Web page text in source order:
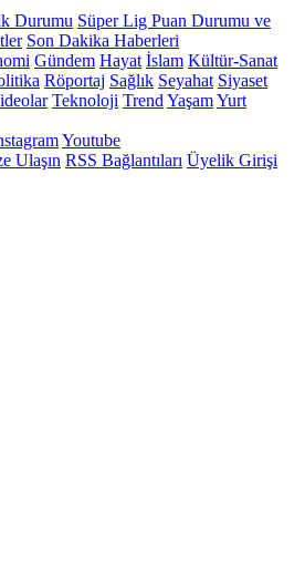
Durumu Süper Lig Puan Durumu ve
Son Dakika Haberleri
Gündem Hayat İslam Kültür-Sanat
Röportaj Sağlık Seyahat Siyaset
Teknoloji Trend YaşamYurt
Youtube
Ulaşın RSS Bağlantıları Üyelik Girişi